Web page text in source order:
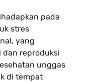
pada
stres
yang
dan reproduksi
unggas
di tempat